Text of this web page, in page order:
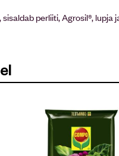
perliiti, Agrosil®, lupja